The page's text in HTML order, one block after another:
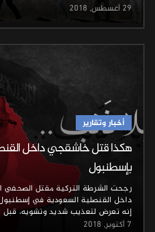
29 أغسطس, 2018
أخبار وتقارير
هكذا قتل خاشقجي داخل
بإسطنبول
رجحت الشرطة التركية مقتل
داخل القنصلية السعودية في
إنه تعرض لتعذيب شديد وتشويه، قبل
7 أكتوبر, 2018